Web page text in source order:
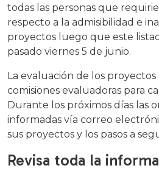
todas las personas que
respecto a la admisibilidad e
proyectos luego que este
pasado viernes 5 de junio.
La evaluación de los
comisiones evaluadoras para
Durante los próximos días las
informadas vía correo
sus proyectos y los pasos a
Revisa toda la